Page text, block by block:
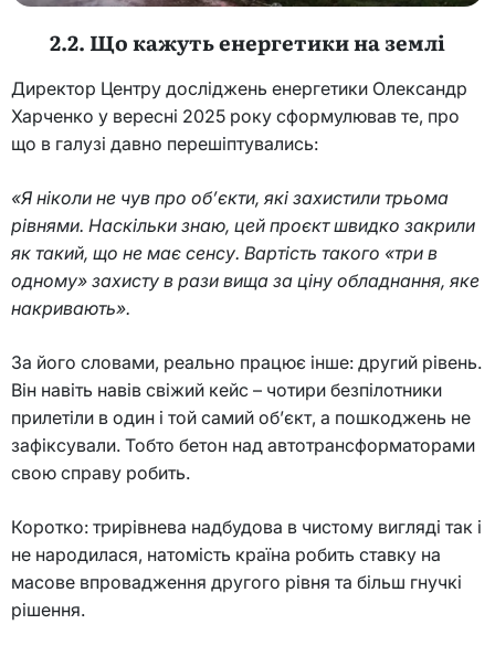
2.2. Що кажуть енергетики на землі
Директор Центру досліджень енергетики Олександр
Харченко у вересні 2025 року сформулював те, про
що в галузі давно перешіптувались:
«Я ніколи не чув про об’єкти, які захистили трьома
рівнями. Наскільки знаю, цей проєкт швидко закрили
як такий, що не має сенсу. Вартість такого «три в
одному» захисту в рази вища за ціну обладнання, яке
накривають».
За його словами, реально працює інше: другий рівень.
Він навіть навів свіжий кейс – чотири безпілотники
прилетіли в один і той самий об’єкт, а пошкоджень не
зафіксували. Тобто бетон над автотрансформаторами
свою справу робить.
Коротко: трирівнева надбудова в чистому вигляді так і
не народилася, натомість країна робить ставку на
масове впровадження другого рівня та більш гнучкі
рішення.